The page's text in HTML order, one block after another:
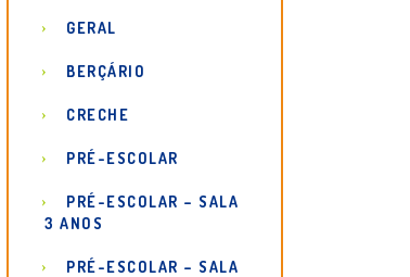
GERAL
BERÇÁRIO
CRECHE
PRÉ-ESCOLAR
PRÉ-ESCOLAR – SALA
3 ANOS
PRÉ-ESCOLAR – SALA